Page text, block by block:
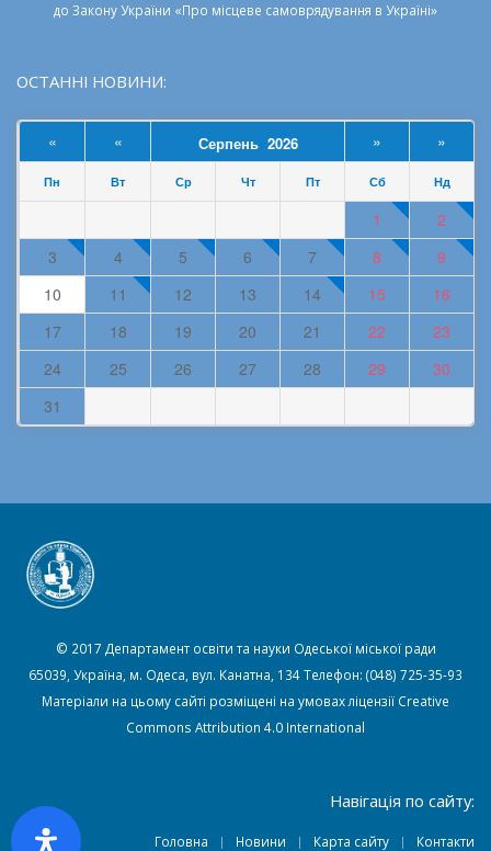
до Закону України «Про місцеве самоврядування в Україні»
ОСТАННІ НОВИНИ:
« « Серпень 2026 » »
Пн Вт Ср Чт Пт Сб Нд
1
2
3
4 5 6 7 8
9
10
11 12 13 14 15
16
17
18 19 20 21 22
23
24
25 26 27 28 29
30
31
© 2017 Департамент освіти та науки Одеської міської ради
65039, Україна, м. Одеса, вул. Канатна, 134 Телефон: (048) 725-35-93
Матеріали на цьому сайті розміщені на умовах ліцензії Creative
Commons Attribution 4.0 International
Навігація по сайту:
Головна Новини Карта сайту Контакти